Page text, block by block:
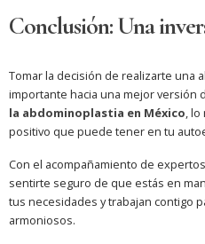
Conclusión: Una
Tomar la decisión de realizarte una
importante hacia una mejor versión
la abdominoplastia en México, lo
positivo que puede tener en tu
Con el acompañamiento de
sentirte seguro de que estás en
tus necesidades y trabajan contigo
armoniosos.